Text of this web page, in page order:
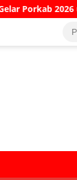
Kebersamaan